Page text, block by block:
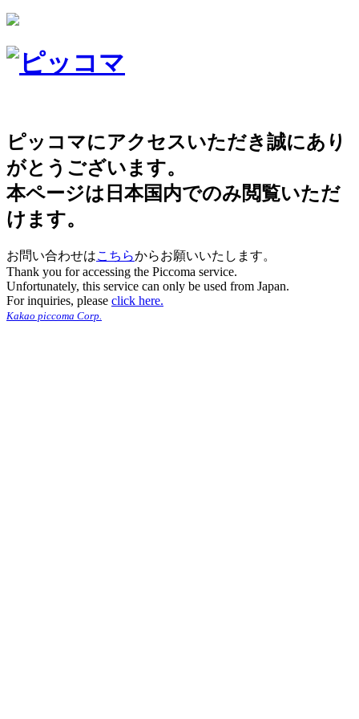
ピッコマにアクセスいただき誠にあり
がとうございます。
本ページは日本国内でのみ閲覧いただ
けます。
お問い合わせはこちらからお願いいたします。
Thank you for accessing the Piccoma service.
Unfortunately, this service can only be used from Japan.
For inquiries, please click here.
Kakao piccoma Corp.